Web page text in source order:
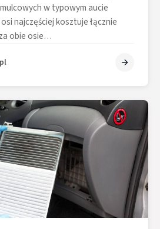
w typowym aucie
najczęściej kosztuje łącznie
obie osie…